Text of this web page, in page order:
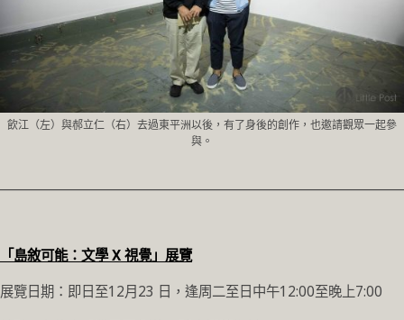
飲江（左）與郝立仁（右）去過東平洲以後，有了身後的創作，也邀請觀眾一起參
與。
「島敘可能：文學 X 視覺」展覽
展覽日期：即日至12月23 日，逢周二至日中午12:00至晚上7:00